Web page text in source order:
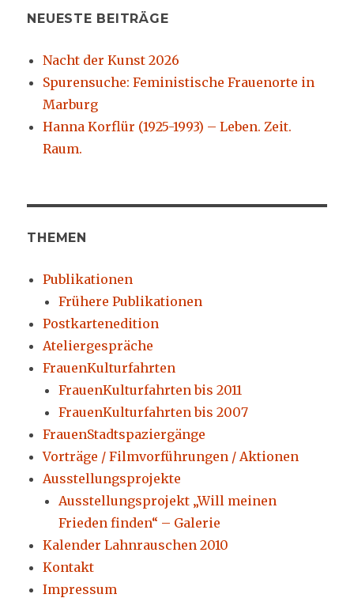
NEUESTE BEITRÄGE
Nacht der Kunst 2026
Spurensuche: Feministische Frauenorte in
Marburg
Hanna Korflür (1925-1993) – Leben. Zeit.
Raum.
THEMEN
Publikationen
Frühere Publikationen
Postkartenedition
Ateliergespräche
FrauenKulturfahrten
FrauenKulturfahrten bis 2011
FrauenKulturfahrten bis 2007
FrauenStadtspaziergänge
Vorträge / Filmvorführungen / Aktionen
Ausstellungsprojekte
Ausstellungsprojekt „Will meinen
Frieden finden“ – Galerie
Kalender Lahnrauschen 2010
Kontakt
Impressum